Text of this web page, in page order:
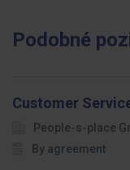
Podobné
Customer
People-s-place
By agreement